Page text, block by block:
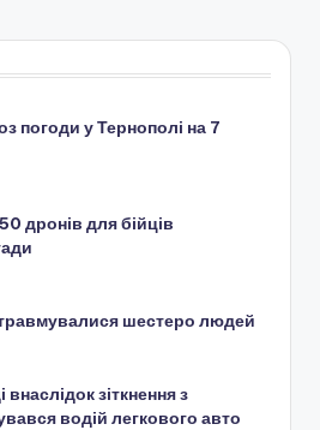
погоди у Тернополі на 7
дронів для бійців
травмувалися шестеро людей
внаслідок зіткнення з
водій легкового авто